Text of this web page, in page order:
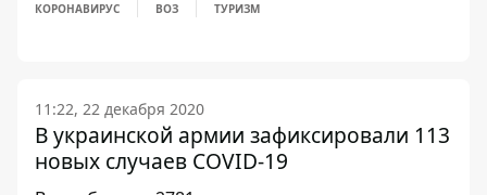
КОРОНАВИРУС ВОЗ ТУРИЗМ
11:22, 22 декабря 2020
В украинской армии зафиксировали 113
новых случаев COVID-19